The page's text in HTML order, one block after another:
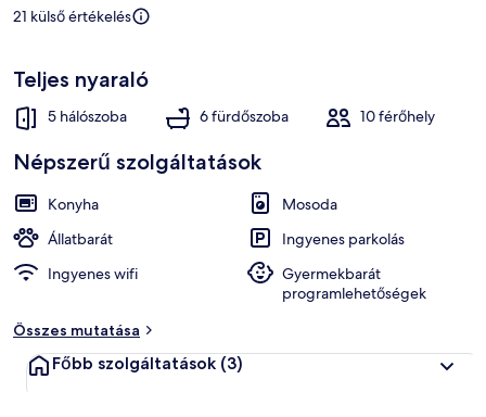
21 külső értékelés
Teljes nyaraló
5 hálószoba 6 fürdőszoba 10 férőhely
Népszerű szolgáltatások
Konyha
Mosoda
Állatbarát
Ingyenes parkolás
Ingyenes wifi
Gyermekbarát
programlehetőségek
Összes mutatása
Főbb szolgáltatások (3)